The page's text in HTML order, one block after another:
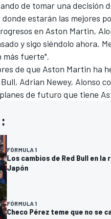
de tomar una decisión
estarán las mejores
en Aston Martin,
y sigo siéndolo ahora.
más fuerte".
de que Aston Martin ha
Adrian Newey, Alonso
de futuro que tiene
FÓRMULA 1
Los cambios de Red Bull en
Japón
FÓRMULA 1
Checo Pérez teme que no se